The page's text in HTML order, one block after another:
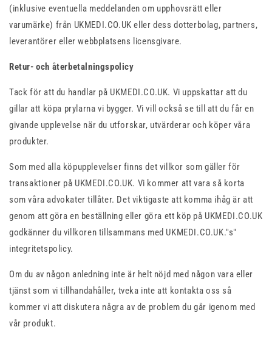
(inklusive eventuella meddelanden om upphovsrätt eller
varumärke) från UKMEDI.CO.UK eller dess dotterbolag, partners,
leverantörer eller webbplatsens licensgivare.
Retur- och återbetalningspolicy
Tack för att du handlar på UKMEDI.CO.UK. Vi uppskattar att du
gillar att köpa prylarna vi bygger. Vi vill också se till att du får en
givande upplevelse när du utforskar, utvärderar och köper våra
produkter.
Som med alla köpupplevelser finns det villkor som gäller för
transaktioner på UKMEDI.CO.UK. Vi kommer att vara så korta
som våra advokater tillåter. Det viktigaste att komma ihåg är att
genom att göra en beställning eller göra ett köp på UKMEDI.CO.UK
godkänner du villkoren tillsammans med UKMEDI.CO.UK."s"
integritetspolicy.
Om du av någon anledning inte är helt nöjd med någon vara eller
tjänst som vi tillhandahåller, tveka inte att kontakta oss så
kommer vi att diskutera några av de problem du går igenom med
vår produkt.